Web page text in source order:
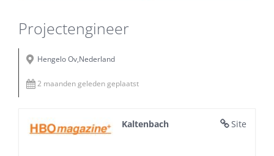
Projectengineer
Hengelo Ov,Nederland
2 maanden geleden geplaatst
Site
Kaltenbach